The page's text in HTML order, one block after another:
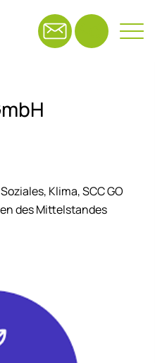
Klima,SCC GO
des Mittelstandes